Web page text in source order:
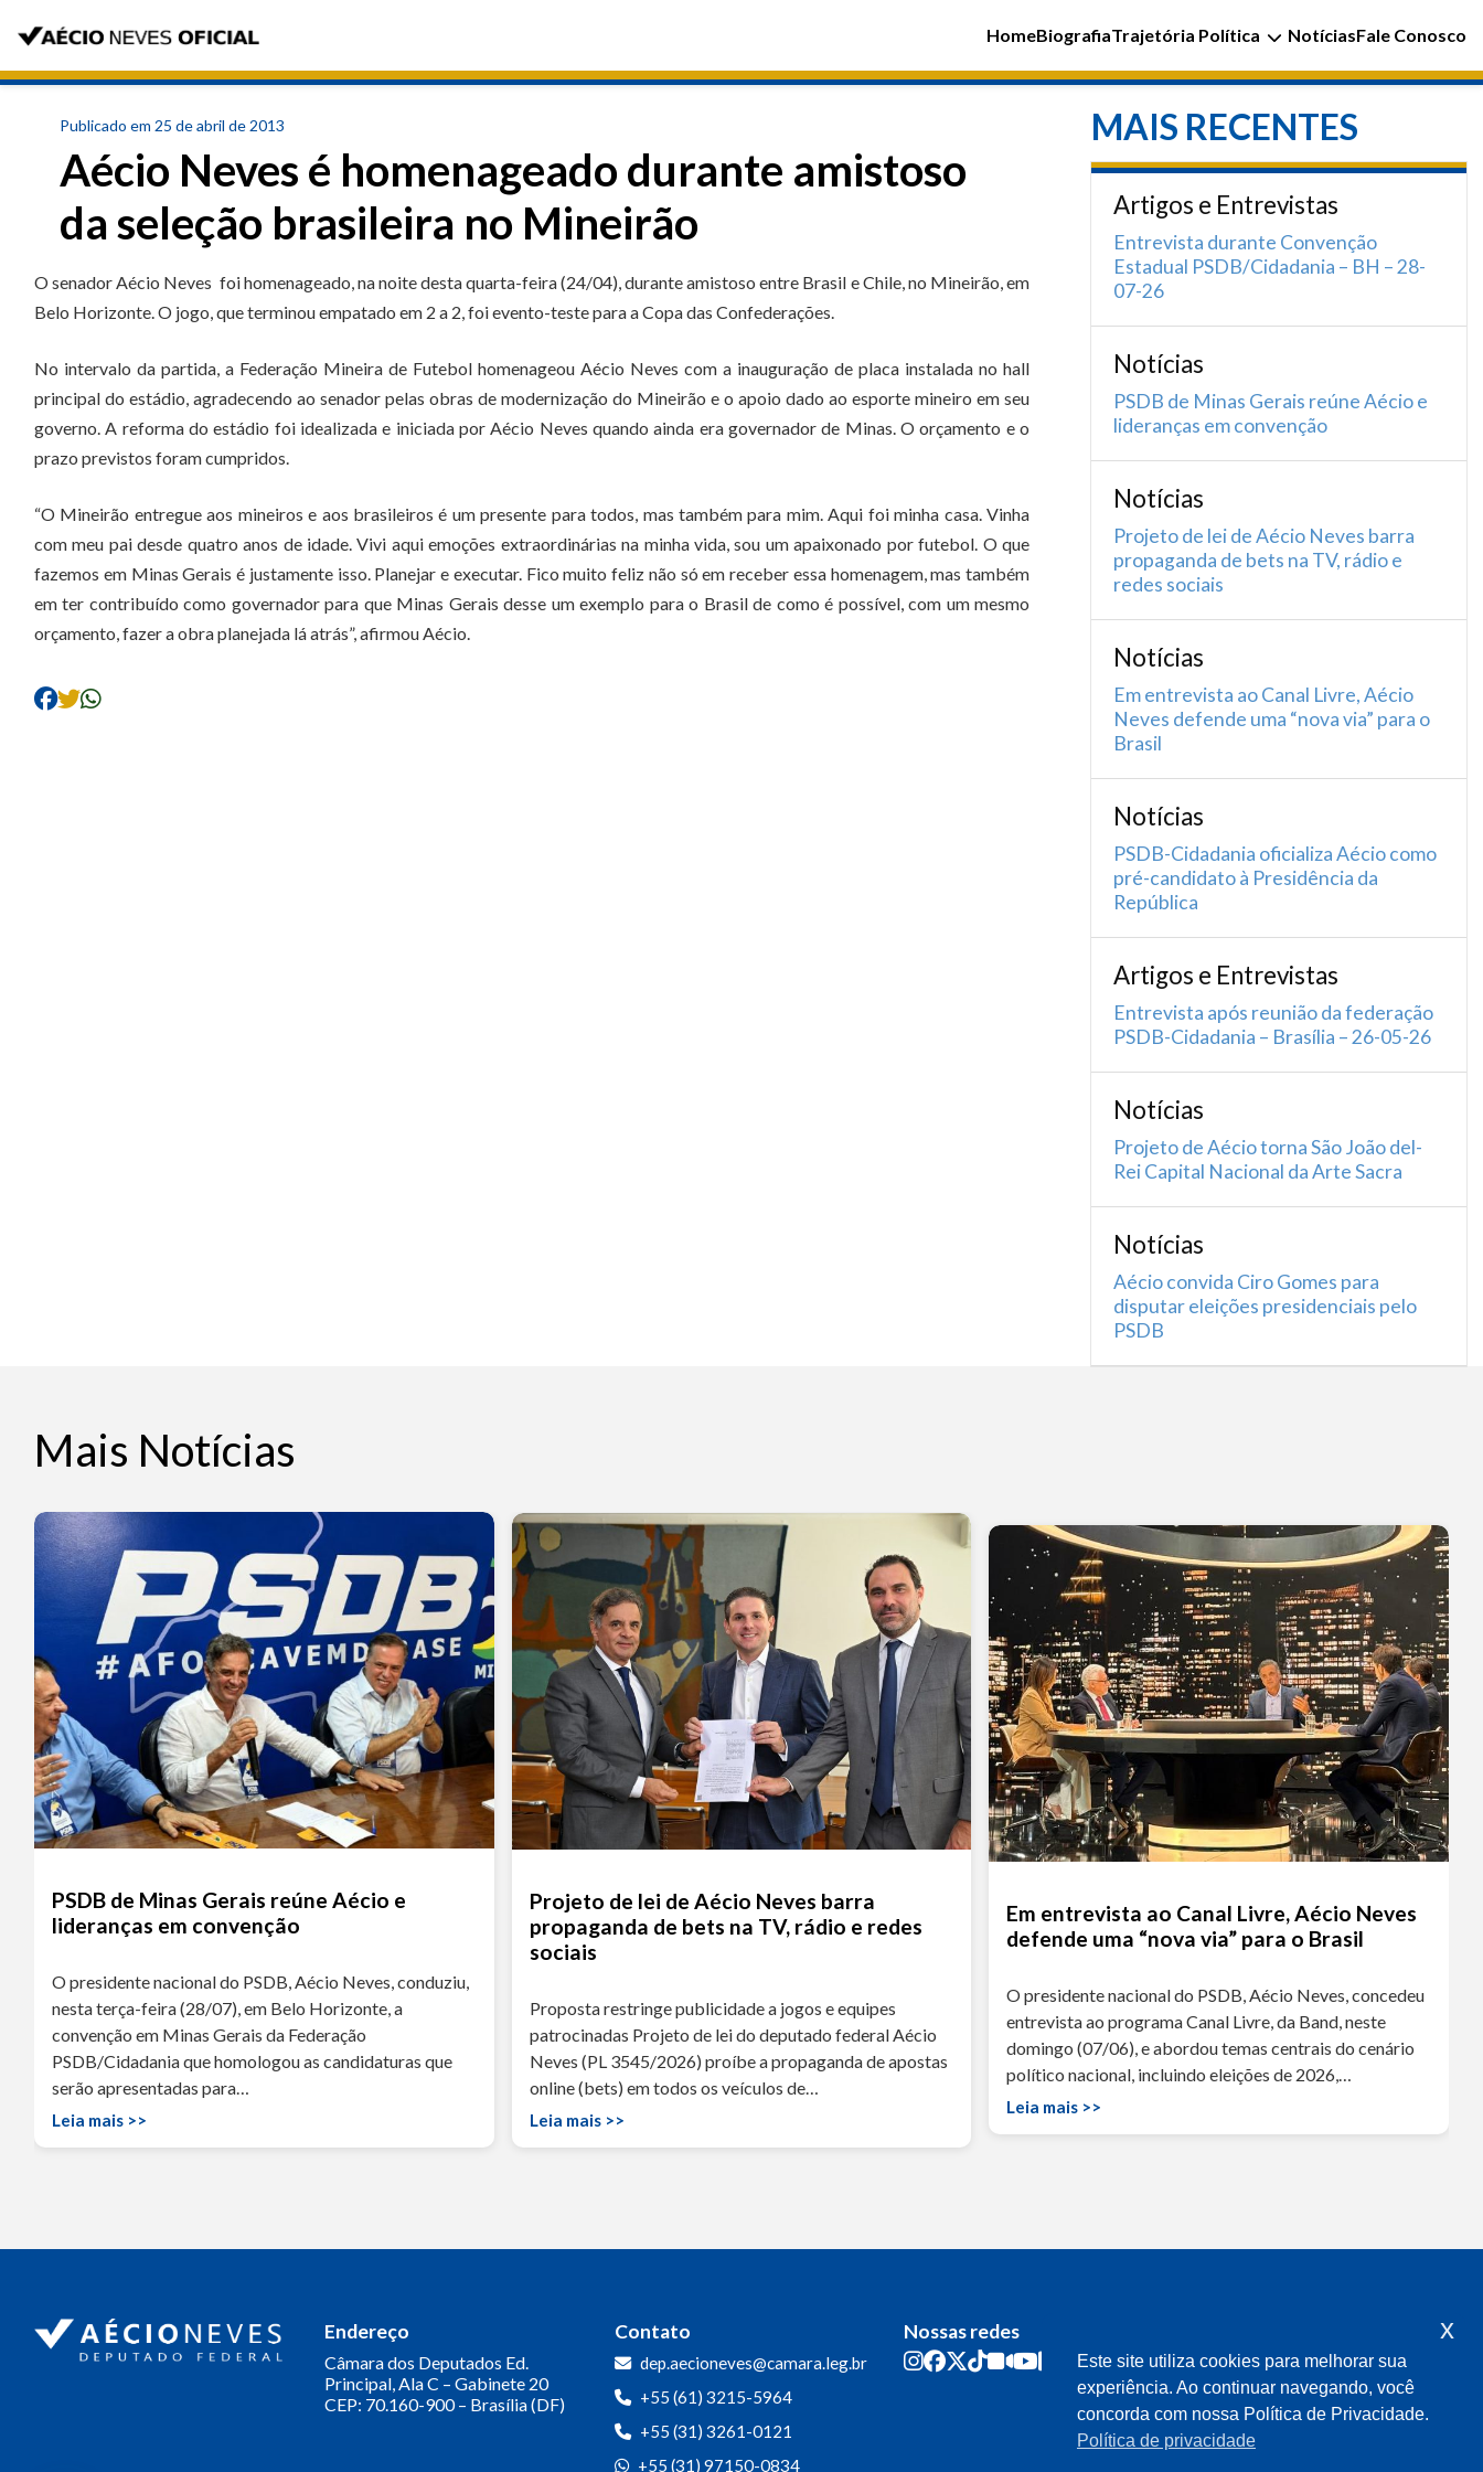
HomeBiografiaTrajetória Política NotíciasFale Conosco
Publicado em 25 de abril de 2013
Aécio Neves é homenageado durante amistoso
da seleção brasileira no Mineirão
O senador Aécio Neves foi homenageado, na noite desta quarta-feira (24/04), durante amistoso entre Brasil e Chile, no Mineirão, em
Belo Horizonte. O jogo, que terminou empatado em 2 a 2, foi evento-teste para a Copa das Confederações.
No intervalo da partida, a Federação Mineira de Futebol homenageou Aécio Neves com a inauguração de placa instalada no hall
principal do estádio, agradecendo ao senador pelas obras de modernização do Mineirão e o apoio dado ao esporte mineiro em seu
governo. A reforma do estádio foi idealizada e iniciada por Aécio Neves quando ainda era governador de Minas. O orçamento e o
prazo previstos foram cumpridos.
“O Mineirão entregue aos mineiros e aos brasileiros é um presente para todos, mas também para mim. Aqui foi minha casa. Vinha
com meu pai desde quatro anos de idade. Vivi aqui emoções extraordinárias na minha vida, sou um apaixonado por futebol. O que
fazemos em Minas Gerais é justamente isso. Planejar e executar. Fico muito feliz não só em receber essa homenagem, mas também
em ter contribuído como governador para que Minas Gerais desse um exemplo para o Brasil de como é possível, com um mesmo
orçamento, fazer a obra planejada lá atrás”, afirmou Aécio.
MAIS RECENTES
Artigos e Entrevistas
Entrevista durante Convenção
Estadual PSDB/Cidadania – BH – 28-
07-26
Notícias
PSDB de Minas Gerais reúne Aécio e
lideranças em convenção
Notícias
Projeto de lei de Aécio Neves barra
propaganda de bets na TV, rádio e
redes sociais
Notícias
Em entrevista ao Canal Livre, Aécio
Neves defende uma “nova via” para o
Brasil
Notícias
PSDB-Cidadania oficializa Aécio como
pré-candidato à Presidência da
República
Artigos e Entrevistas
Entrevista após reunião da federação
PSDB-Cidadania – Brasília – 26-05-26
Notícias
Projeto de Aécio torna São João del-
Rei Capital Nacional da Arte Sacra
Notícias
Aécio convida Ciro Gomes para
disputar eleições presidenciais pelo
PSDB
Mais Notícias
PSDB de Minas Gerais reúne Aécio e
lideranças em convenção
O presidente nacional do PSDB, Aécio Neves, conduziu,
nesta terça-feira (28/07), em Belo Horizonte, a
convenção em Minas Gerais da Federação
PSDB/Cidadania que homologou as candidaturas que
serão apresentadas para…
Leia mais >>
Projeto de lei de Aécio Neves barra
propaganda de bets na TV, rádio e redes
sociais
Proposta restringe publicidade a jogos e equipes
patrocinadas Projeto de lei do deputado federal Aécio
Neves (PL 3545/2026) proíbe a propaganda de apostas
online (bets) em todos os veículos de…
Leia mais >>
Em entrevista ao Canal Livre, Aécio Neves
defende uma “nova via” para o Brasil
O presidente nacional do PSDB, Aécio Neves, concedeu
entrevista ao programa Canal Livre, da Band, neste
domingo (07/06), e abordou temas centrais do cenário
político nacional, incluindo eleições de 2026,…
Leia mais >>
Endereço
Câmara dos Deputados Ed.
Principal, Ala C – Gabinete 20
CEP: 70.160-900 – Brasília (DF)
Contato
dep.aecioneves@camara.leg.br
+55 (61) 3215-5964
+55 (31) 3261-0121
+55 (31) 97150-0834
Nossas redes
Este site utiliza cookies para melhorar sua
experiência. Ao continuar navegando, você
concorda com nossa Política de Privacidade.
Política de privacidade
x